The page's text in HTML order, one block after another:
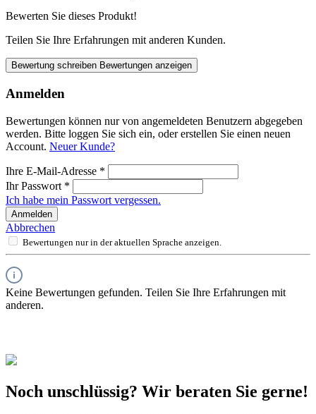
Bewerten Sie dieses Produkt!
Teilen Sie Ihre Erfahrungen mit anderen Kunden.
Bewertung schreiben Bewertungen anzeigen
Anmelden
Bewertungen können nur von angemeldeten Benutzern abgegeben
werden. Bitte loggen Sie sich ein, oder erstellen Sie einen neuen
Account. Neuer Kunde?
Ihre E-Mail-Adresse *
Ihr Passwort *
Ich habe mein Passwort vergessen.
Anmelden
Abbrechen
Bewertungen nur in der aktuellen Sprache anzeigen.
Keine Bewertungen gefunden. Teilen Sie Ihre Erfahrungen mit
anderen.
Noch unschlüssig? Wir beraten Sie gerne!